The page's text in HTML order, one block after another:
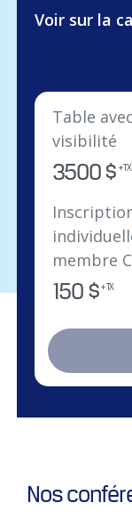
Voir sur la
Table avec
visibilité
3500 $ + TX
membre
150 $+ TX
Nos